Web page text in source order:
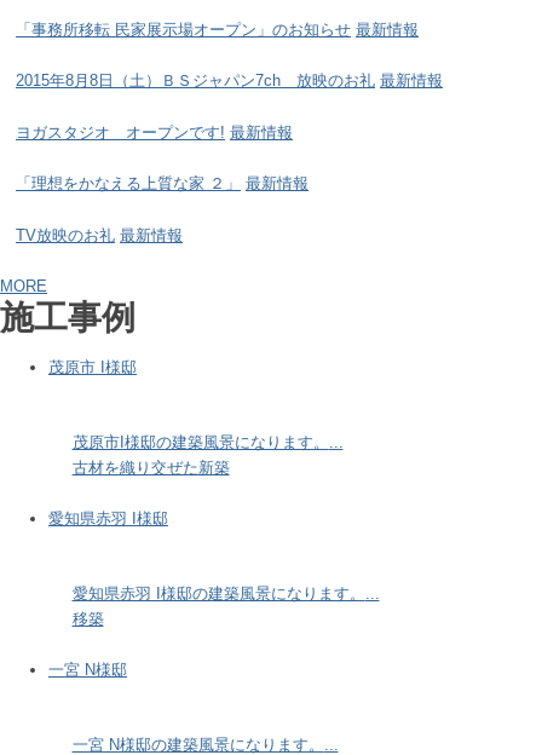
「事務所移転 民家展示場オープン」のお知らせ 最新情報
2015年8月8日（土）ＢＳジャパン7ch 放映のお礼 最新情報
ヨガスタジオ オープンです! 最新情報
「理想をかなえる上質な家 ２」 最新情報
TV放映のお礼 最新情報
MORE
施工事例
茂原市 I様邸
茂原市I様邸の建築風景になります。
古材を織り交ぜた新築
愛知県赤羽 I様邸
愛知県赤羽 I様邸の建築風景になります。
移築
一宮 N様邸
一宮 N様邸の建築風景になります。